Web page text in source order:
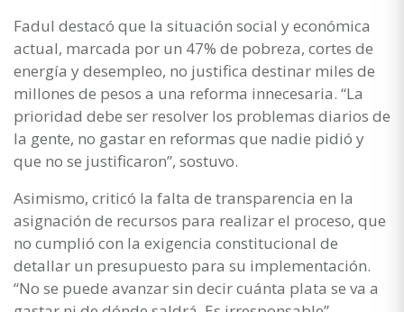
Fadul destacó que la situación social y económica
actual, marcada por un 47% de pobreza, cortes de
energía y desempleo, no justifica destinar miles de
millones de pesos a una reforma innecesaria. “La
prioridad debe ser resolver los problemas diarios de
la gente, no gastar en reformas que nadie pidió y
que no se justificaron”, sostuvo.
Asimismo, criticó la falta de transparencia en la
asignación de recursos para realizar el proceso, que
no cumplió con la exigencia constitucional de
detallar un presupuesto para su implementación.
“No se puede avanzar sin decir cuánta plata se va a